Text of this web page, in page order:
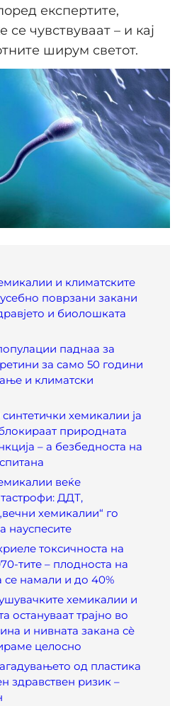
експертите,
се чувствуваат – и кај
ширум светот.
и климатските
поврзани закани
и биолошката
паднаа за
за само 50 години
и климатски
хемикалии ја
природната
– а безбедноста на
веќе
ДДТ,
хемикалии“ го
науспесите
токсичноста на
тите – плодноста на
намали и до 40%
хемикалии и
остануваат трајно во
и нивната закана сè
целосно
од пластика
здравствен ризик –